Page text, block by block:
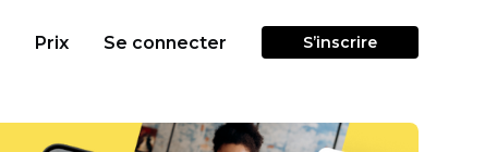
Prix Se connecter S’inscrire